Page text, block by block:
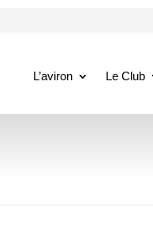
L’aviron Le Club